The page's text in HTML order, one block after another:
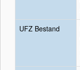
UFZ Bestand